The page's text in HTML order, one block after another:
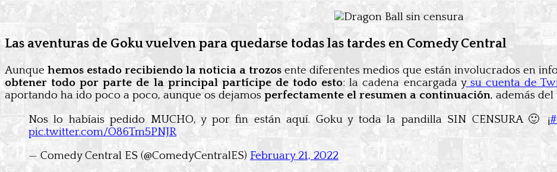
Las aventuras de Goku vuelven para quedarse todas las tardes en Comedy Central
Aunque hemos estado recibiendo la noticia a trozos ente diferentes medios que están involucrados en
obtener todo por parte de la principal partícipe de todo esto: la cadena encargada ysu cuenta de
aportando ha ido poco a poco, aunque os dejamos perfectamente el resumen a continuación, además
Nos lo habíais pedido MUCHO, y por fin están aquí. Goku y toda la pandilla SIN CENSURA 🙂 ¡
pic.twitter.com/O86Tm5PNJR
— Comedy Central ES (@ComedyCentralES) February 21, 2022